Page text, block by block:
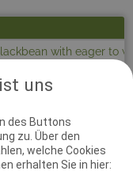
uns
des Buttons
zu. Über den
welche Cookies
erhalten Sie in hier:
with eager to
ZBrH SHE REG113)
dablovy studanky
Jippi